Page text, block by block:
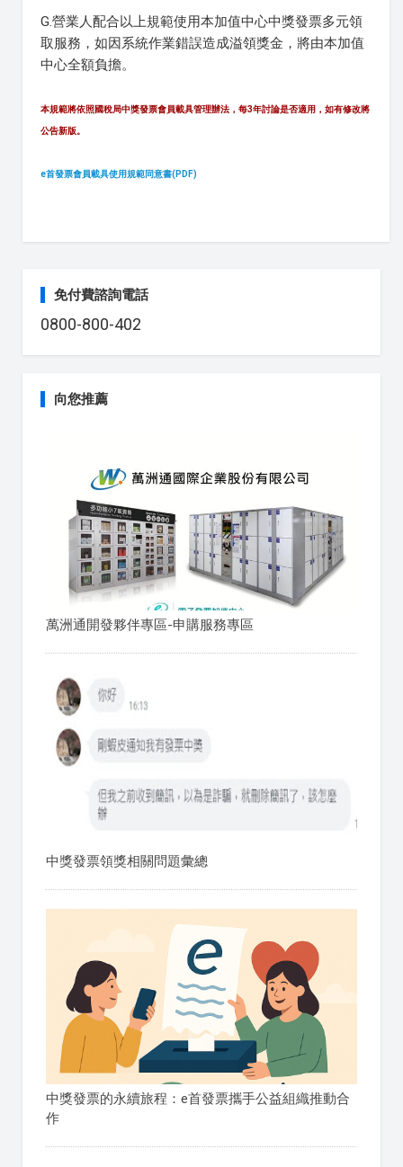
G.營業人配合以上規範使用本加值中心中獎發票多元領
取服務，如因系統作業錯誤造成溢領獎金，將由本加值
中心全額負擔。
本規範將依照國稅局中獎發票會員載具管理辦法，每3年討論是否適用，如有修改將
公告新版。
e首發票會員載具使用規範同意書(PDF)
免付費諮詢電話
0800-800-402
向您推薦
萬洲通開發夥伴專區-申購服務專區
中獎發票領獎相關問題彙總
中獎發票的永續旅程：e首發票攜手公益組織推動合
作